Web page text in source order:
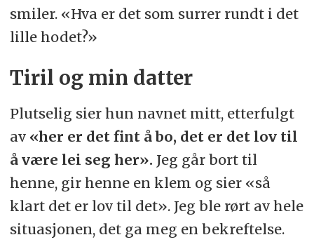
smiler. «Hva er det som surrer rundt i det
lille hodet?»
Tiril og min datter
Plutselig sier hun navnet mitt, etterfulgt
av «her er det fint å bo, det er det lov til
å være lei seg her». Jeg går bort til
henne, gir henne en klem og sier «så
klart det er lov til det». Jeg ble rørt av hele
situasjonen, det ga meg en bekreftelse.